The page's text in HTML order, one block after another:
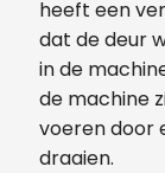
heeft een
dat de deur
in de
de machine
voeren door
draaien.